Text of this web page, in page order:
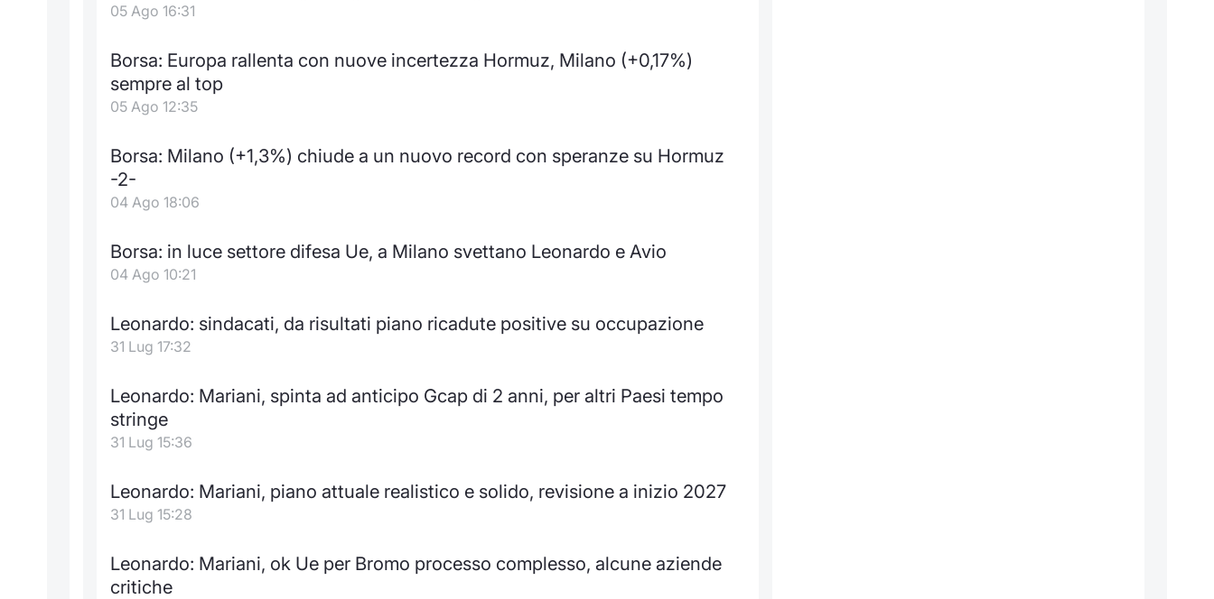
05 Ago 16:31
Borsa: Europa rallenta con nuove incertezza Hormuz, Milano (+0,17%)
sempre al top
05 Ago 12:35
Borsa: Milano (+1,3%) chiude a un nuovo record con speranze su Hormuz
-2-
04 Ago 18:06
Borsa: in luce settore difesa Ue, a Milano svettano Leonardo e Avio
04 Ago 10:21
Leonardo: sindacati, da risultati piano ricadute positive su occupazione
31 Lug 17:32
Leonardo: Mariani, spinta ad anticipo Gcap di 2 anni, per altri Paesi tempo
stringe
31 Lug 15:36
Leonardo: Mariani, piano attuale realistico e solido, revisione a inizio 2027
31 Lug 15:28
Leonardo: Mariani, ok Ue per Bromo processo complesso, alcune aziende
critiche